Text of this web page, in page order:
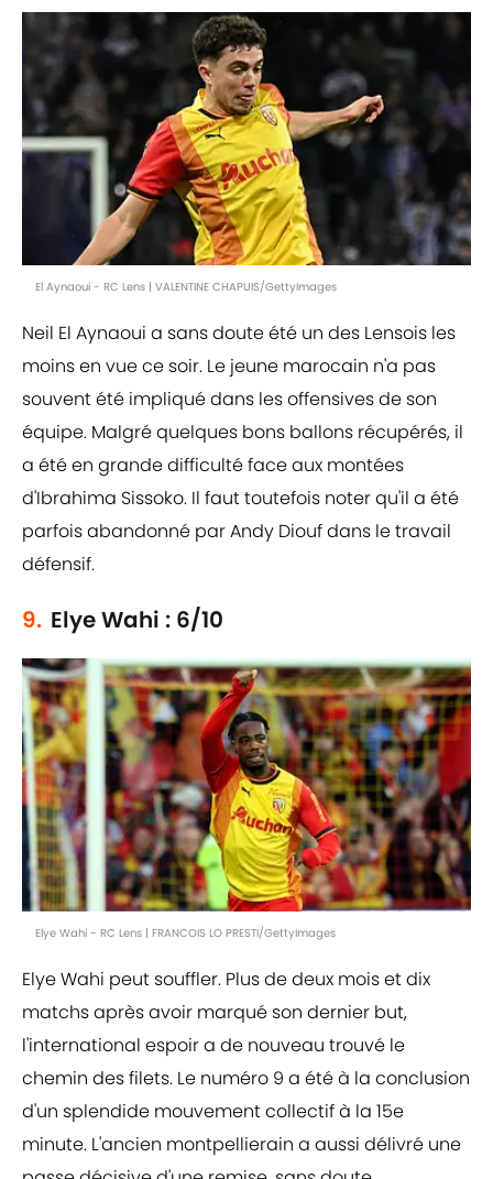
El Aynaoui - RC Lens | VALENTINE CHAPUIS/GettyImages
Neil El Aynaoui a sans doute été un des Lensois les
moins en vue ce soir. Le jeune marocain n'a pas
souvent été impliqué dans les offensives de son
équipe. Malgré quelques bons ballons récupérés, il
a été en grande difficulté face aux montées
d'Ibrahima Sissoko. Il faut toutefois noter qu'il a été
parfois abandonné par Andy Diouf dans le travail
défensif.
9. Elye Wahi : 6/10
Elye Wahi - RC Lens | FRANCOIS LO PRESTI/GettyImages
Elye Wahi peut souffler. Plus de deux mois et dix
matchs après avoir marqué son dernier but,
l'international espoir a de nouveau trouvé le
chemin des filets. Le numéro 9 a été à la conclusion
d'un splendide mouvement collectif à la 15e
minute. L'ancien montpellierain a aussi délivré une